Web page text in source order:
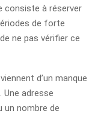
consiste à réserver
de forte
ne pas vérifier ce
d’un manque
adresse
un nombre de